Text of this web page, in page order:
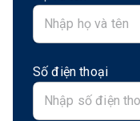
Số điện thoại